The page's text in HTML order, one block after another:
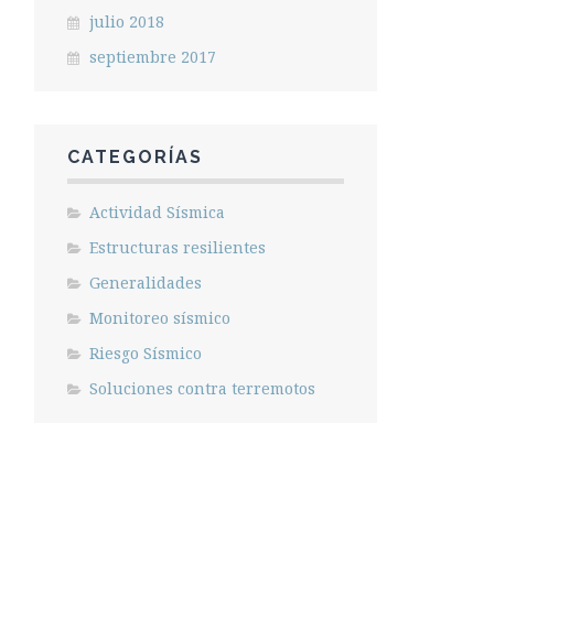
julio 2018
septiembre 2017
CATEGORÍAS
Actividad Sísmica
Estructuras resilientes
Generalidades
Monitoreo sísmico
Riesgo Sísmico
Soluciones contra terremotos